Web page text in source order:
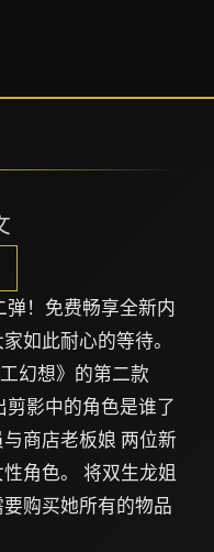
！免费畅享全新内
如此耐心的等待。
幻想》的第二款
影中的角色是谁了
商店老板娘 两位新
角色。 将双生龙姐
购买她所有的物品